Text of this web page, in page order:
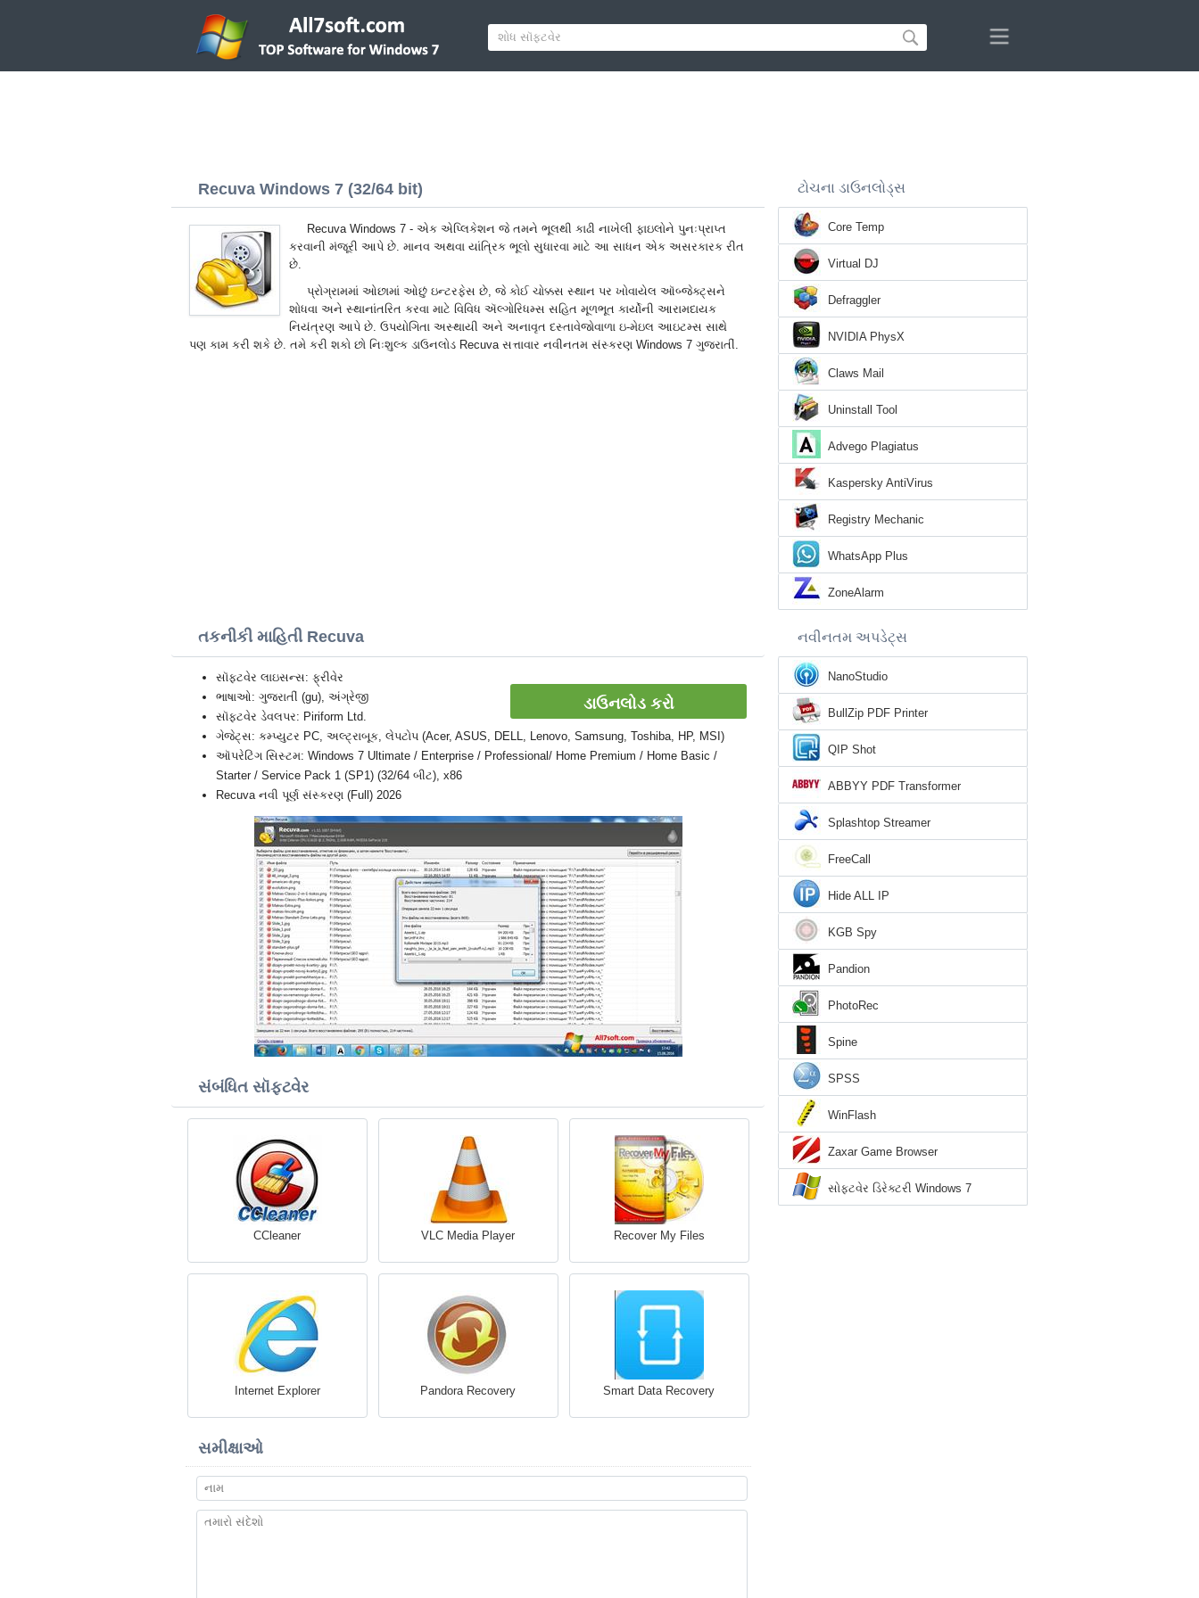
Recuva Windows 7 (32/64 bit)
Recuva Windows 7 - એક એપ્લિકેશન જે તમને ભૂલથી કાઢી નાખેલી ફાઇલોને પુનઃપ્રાપ્ત
કરવાની મંજૂરી આપે છે. માનવ અથવા યાંત્રિક ભૂલો સુધારવા માટે આ સાધન એક અસરકારક રીત
છે.
પ્રોગ્રામમાં ઓછામાં ઓછું ઇન્ટરફેસ છે, જે કોઈ ચોક્કસ સ્થાન પર ખોવાયેલ ઑબ્જેક્ટ્સને
શોધવા અને સ્થાનાંતરિત કરવા માટે વિવિધ ઍલ્ગોરિધમ્સ સહિત મૂળભૂત કાર્યોની આરામદાયક
નિયંત્રણ આપે છે. ઉપયોગિતા અસ્થાયી અને અનાવૃત દસ્તાવેજોવાળા ઇ-મેઇલ આઇટમ્સ સાથે
પણ કામ કરી શકે છે. તમે કરી શકો છો નિઃશુલ્ક ડાઉનલોડ Recuva સત્તાવાર નવીનતમ સંસ્કરણ Windows 7 ગુજરાતીં.
તકનીકી માહિતી Recuva
ડાઉનલોડ કરો
સૉફ્ટવેર લાઇસન્સ: ફ્રીવેર
ભાષાઓ: ગુજરાતીં (gu), અંગ્રેજી
સૉફ્ટવેર ડેવલપર: Piriform Ltd.
ગેજેટ્સ: કમ્પ્યુટર PC, અલ્ટ્રાબૂક, લેપટોપ (Acer, ASUS, DELL, Lenovo, Samsung, Toshiba, HP, MSI)
ઑપરેટિંગ સિસ્ટમ: Windows 7 Ultimate / Enterprise / Professional/ Home Premium / Home Basic /
Starter / Service Pack 1 (SP1) (32/64 બીટ), x86
Recuva નવી પૂર્ણ સંસ્કરણ (Full) 2026
સંબંધિત સૉફ્ટવેર
CCleaner VLC Media Player Recover My Files
Internet Explorer Pandora Recovery Smart Data Recovery
સમીક્ષાઓ
ટોચના ડાઉનલોડ્સ
Core Temp
Virtual DJ
Defraggler
NVIDIA PhysX
Claws Mail
Uninstall Tool
Advego Plagiatus
Kaspersky AntiVirus
Registry Mechanic
WhatsApp Plus
ZoneAlarm
નવીનતમ અપડેટ્સ
NanoStudio
BullZip PDF Printer
QIP Shot
ABBYY PDF Transformer
Splashtop Streamer
FreeCall
Hide ALL IP
KGB Spy
Pandion
PhotoRec
Spine
SPSS
WinFlash
Zaxar Game Browser
સોફ્ટવેર ડિરેક્ટરી Windows 7